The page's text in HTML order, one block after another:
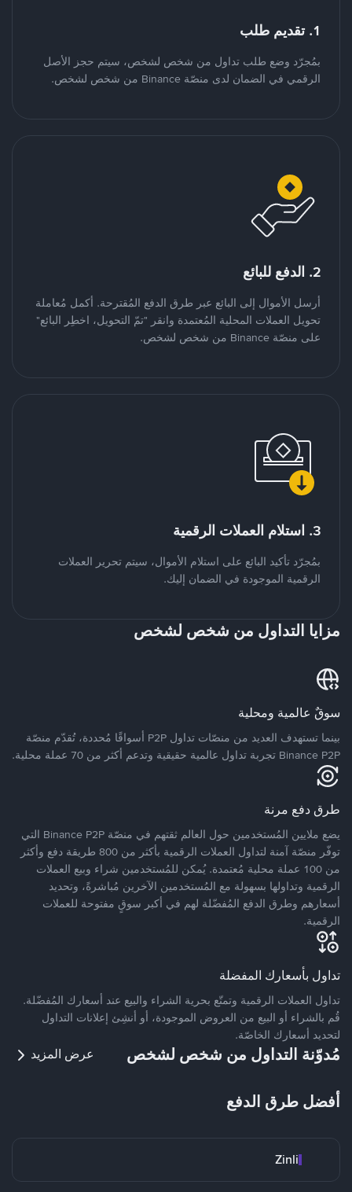
1. تقديم طلب
بمُجرّد وضع طلب تداول من شخص لشخص، سيتم حجز الأصل
الرقمي في الضمان لدى منصّة Binance من شخص لشخص.
2. الدفع للبائع
أرسل الأموال إلى البائع عبر طرق الدفع المُقترحة. أكمل مُعاملة
تحويل العملات المحلية المُعتمدة وانقر "تمّ التحويل، اخطِر البائع"
على منصّة Binance من شخص لشخص.
3. استلام العملات الرقمية
بمُجرّد تأكيد البائع على استلام الأموال، سيتم تحرير العملات
الرقمية الموجودة في الضمان إليك.
مزايا التداول من شخص لشخص
سوقٌ عالمية ومحلية
بينما تستهدف العديد من منصّات تداول P2P أسواقًا مُحددة، تُقدّم منصّة
Binance P2P تجربة تداول عالمية حقيقية وتدعم أكثر من 70 عملة محلية.
طرق دفع مرنة
يضع ملايين المُستخدمين حول العالم ثقتهم في منصّة Binance P2P التي
توفّر منصّة آمنة لتداول العملات الرقمية بأكثر من 800 طريقة دفع وأكثر
من 100 عملة محلية مُعتمدة. يُمكن للمُستخدمين شراء وبيع العملات
الرقمية وتداولها بسهولة مع المُستخدمين الآخرين مُباشرةً، وتحديد
أسعارهم وطرق الدفع المُفضّلة لهم في أكبر سوقٍ مفتوحة للعملات
الرقمية.
تداول بأسعارك المفضلة
تداول العملات الرقمية وتمتّع بحرية الشراء والبيع عند أسعارك المُفضّلة.
قُم بالشراء أو البيع من العروض الموجودة، أو أنشِئ إعلانات التداول
لتحديد أسعارك الخاصّة.
مُدوّنة التداول من شخص لشخص عرض المزيد
أفضل طرق الدفع
Zinli